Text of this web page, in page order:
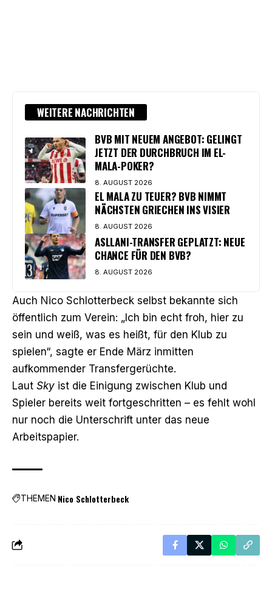
WEITERE NACHRICHTEN
BVB MIT NEUEM ANGEBOT: GELINGT
JETZT DER DURCHBRUCH IM EL-
MALA-POKER?
8. AUGUST 2026
EL MALA ZU TEUER? BVB NIMMT
NÄCHSTEN GRIECHEN INS VISIER
8. AUGUST 2026
ASLLANI-TRANSFER GEPLATZT: NEUE
CHANCE FÜR DEN BVB?
8. AUGUST 2026
Auch Nico Schlotterbeck selbst bekannte sich
öffentlich zum Verein: „Ich bin echt froh, hier zu
sein und weiß, was es heißt, für den Klub zu
spielen“, sagte er Ende März inmitten
aufkommender Transfergerüchte.
Laut Sky ist die Einigung zwischen Klub und
Spieler bereits weit fortgeschritten – es fehlt wohl
nur noch die Unterschrift unter das neue
Arbeitspapier.
THEMEN Nico Schlotterbeck